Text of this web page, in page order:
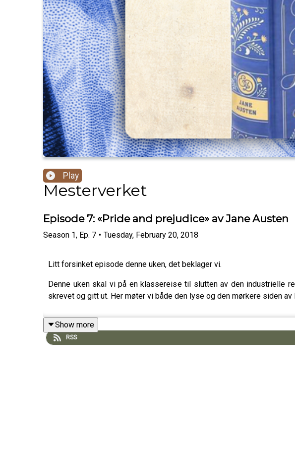
Play
Mesterverket
Episode 7: «Pride and prejudice» av Jane Austen
Season 1, Ep. 7 • Tuesday, February 20, 2018
Litt forsinket episode denne uken, det beklager vi.
Denne uken skal vi på en klassereise til slutten av den industrielle
skrevet og gitt ut. Her møter vi både den lyse og den mørkere siden
Show more
RSS